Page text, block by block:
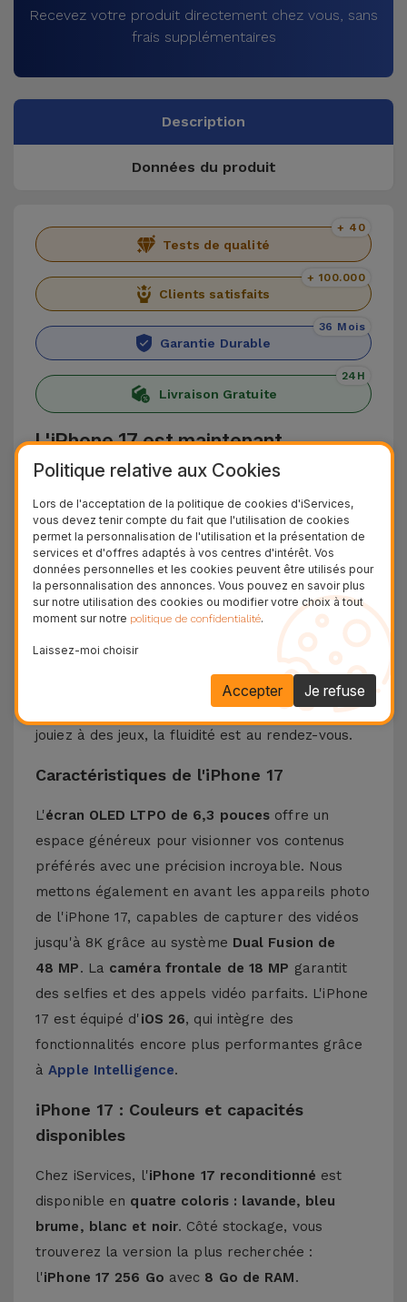
Recevez votre produit directement chez vous, sans
frais supplémentaires
Description
Données du produit
Tests de qualité
+ 40
Clients satisfaits
+ 100.000
Garantie Durable
36 Mois
Livraison Gratuite
24H
L'iPhone 17 est maintenant
disponible chez iServices
L'iPhone 17est le nouveau smartphone d'Apple
promet une expérience utilisateur améliorée
grâce à un design revisité et encore plus léger,
se différenciant ainsi de la gammeiPhone 16.
Équipé de la puce A19, un processeur plus
puissant, plus rapide et plus intelligent, vous
disposerez d'un appareil garantissant des
performances de pointe pour toutes vos tâches.
Que vous retouchiez des images, des vidéos ou
jouiez à des jeux, la fluidité est au rendez-vous.
Caractéristiques de l'iPhone 17
L'écran OLED LTPO de 6,3 pouces offre un
espace généreux pour visionner vos contenus
préférés avec une précision incroyable. Nous
mettons également en avant les appareils photo
de l'iPhone 17, capables de capturer des vidéos
jusqu'à 8K grâce au système Dual Fusion de
48 MP. La caméra frontale de 18 MP garantit
des selfies et des appels vidéo parfaits. L'iPhone
17 est équipé d'iOS 26, qui intègre des
fonctionnalités encore plus performantes grâce
àApple Intelligence.
iPhone 17 : Couleurs et capacités
disponibles
Chez iServices, l'iPhone 17 reconditionné est
disponible en quatre coloris : lavande, bleu
brume, blanc et noir. Côté stockage, vous
trouverez la version la plus recherchée :
l'iPhone 17 256 Go avec 8 Go de RAM.
Politique relative aux Cookies
Lors de l'acceptation de la politique de cookies d'iServices,
vous devez tenir compte du fait que l'utilisation de cookies
permet la personnalisation de l'utilisation et la présentation de
services et d'offres adaptés à vos centres d'intérêt. Vos
données personnelles et les cookies peuvent être utilisés pour
la personnalisation des annonces. Vous pouvez en savoir plus
sur notre utilisation des cookies ou modifier votre choix à tout
moment sur notre politique de confidentialité.
Laissez-moi choisir
Je refuse
Accepter